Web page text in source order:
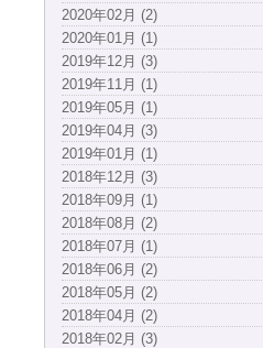
2020年02月 (2)
2020年01月 (1)
2019年12月 (3)
2019年11月 (1)
2019年05月 (1)
2019年04月 (3)
2019年01月 (1)
2018年12月 (3)
2018年09月 (1)
2018年08月 (2)
2018年07月 (1)
2018年06月 (2)
2018年05月 (2)
2018年04月 (2)
2018年02月 (3)